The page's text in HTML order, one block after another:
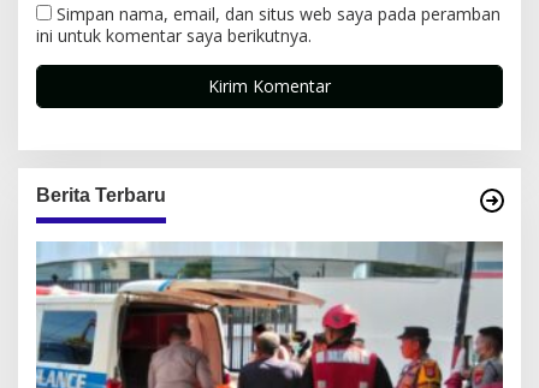
Simpan nama, email, dan situs web saya pada peramban
ini untuk komentar saya berikutnya.
Berita Terbaru